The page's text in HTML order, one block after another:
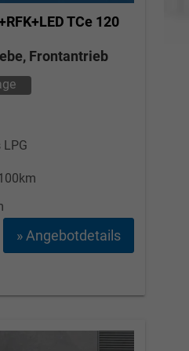
TCe 120
Frontantrieb
» Angebotdetails